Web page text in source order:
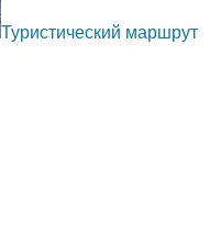
Туристический маршрут